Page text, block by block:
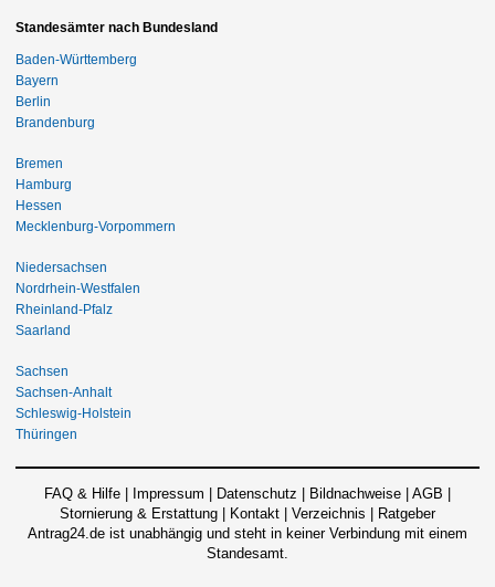
Standesämter nach Bundesland
Baden-Württemberg
Bayern
Berlin
Brandenburg
Bremen
Hamburg
Hessen
Mecklenburg-Vorpommern
Niedersachsen
Nordrhein-Westfalen
Rheinland-Pfalz
Saarland
Sachsen
Sachsen-Anhalt
Schleswig-Holstein
Thüringen
FAQ & Hilfe Impressum Datenschutz Bildnachweise AGB
Stornierung & Erstattung
Kontakt Verzeichnis
Ratgeber
Antrag24.de ist unabhängig und steht in keiner Verbindung mit einem
Standesamt.